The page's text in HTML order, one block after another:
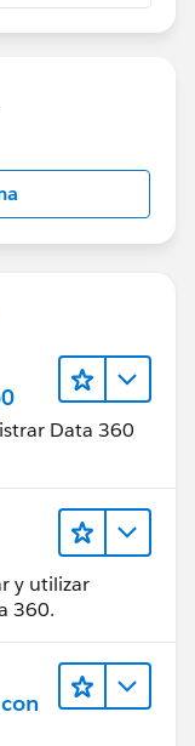
-
Data 360
y utilizar
360.